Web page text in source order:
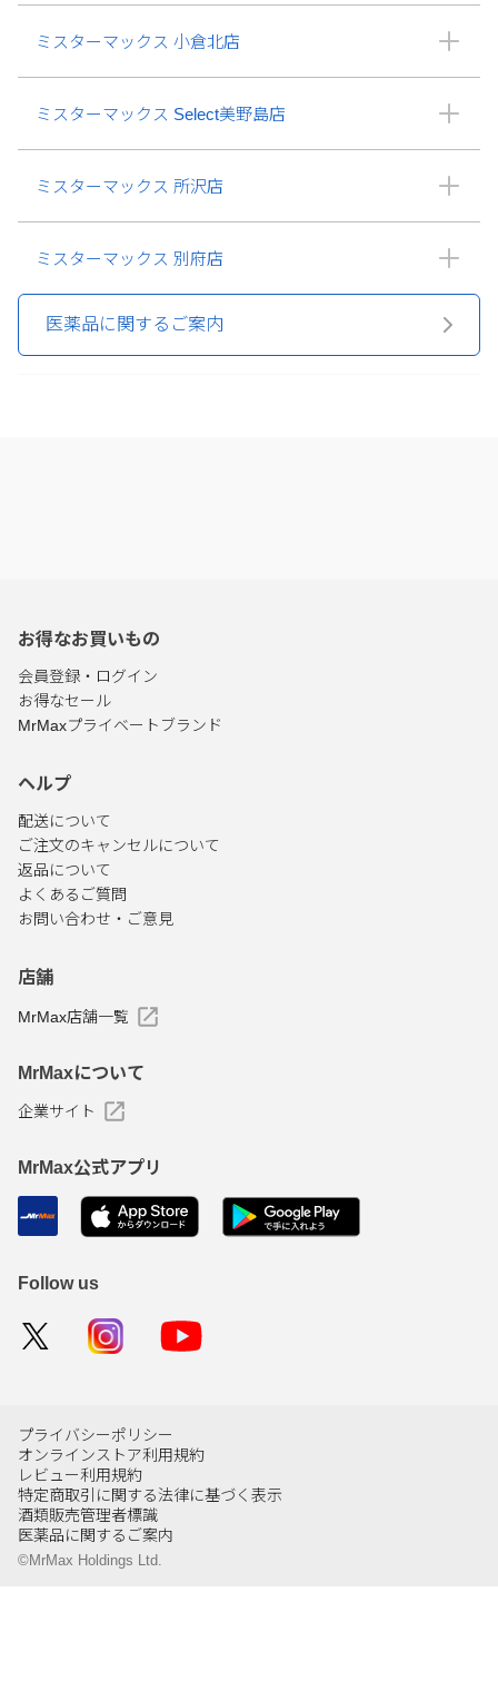
ミスターマックス 小倉北店
ミスターマックス Select美野島店
ミスターマックス 所沢店
ミスターマックス 別府店
医薬品に関するご案内
お得なお買いもの
会員登録・ログイン
お得なセール
MrMaxプライベートブランド
ヘルプ
配送について
ご注文のキャンセルについて
返品について
よくあるご質問
お問い合わせ・ご意見
店舗
MrMax店舗一覧
MrMaxについて
企業サイト
MrMax公式アプリ
Follow us
プライバシーポリシー
オンラインストア利用規約
レビュー利用規約
特定商取引に関する法律に基づく表示
酒類販売管理者標識
医薬品に関するご案内
©MrMax Holdings Ltd.